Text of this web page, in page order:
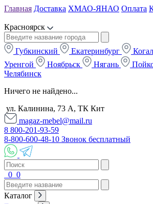
Главная Доставка ХМАО-ЯНАО Оплата
Красноярск
Губкинский Екатеринбург
Уренгой
Ноябрьск Нягань
Челябинск
Ничего не найдено...
ул. Калинина, 73 А, ТК Кит
magaz-mebel@mail.ru
8 800-201-93-59
8-800-600-48-10 Звонок бесплатный
0 0
Каталог